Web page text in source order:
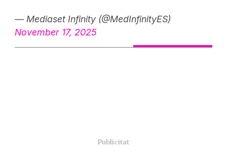
— Mediaset Infinity (@MedInfinityES)
November 17, 2025